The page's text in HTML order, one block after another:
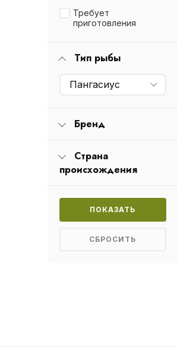
Требует
приготовления
Тип рыбы
Пангасиус
Бренд
Страна
происхождения